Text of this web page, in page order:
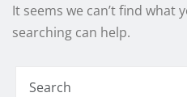
It seems we can’t find what
searching can help.